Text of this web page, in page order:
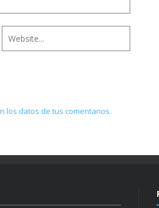
los datos de tus comentarios.